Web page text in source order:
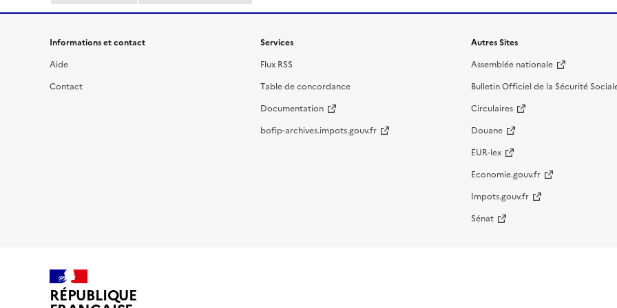
Informations et contact
Aide
Contact
Services
Flux RSS
Table de concordance
Documentation
bofip-archives.impots.gouv.fr
Autres Sites
Assemblée nationale
Bulletin Officiel de la Sécurité
Circulaires
Douane
EUR-lex
Economie.gouv.fr
Impots.gouv.fr
Sénat
RÉPUBLIQUE